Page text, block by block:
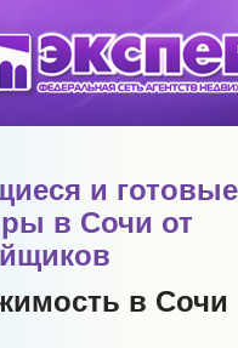
и готовые
в Сочи от
в Сочи